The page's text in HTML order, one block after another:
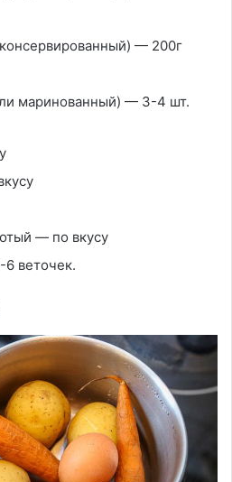
— 200г
маринованный) — 3-4 шт.
— по вкусу
веточек.